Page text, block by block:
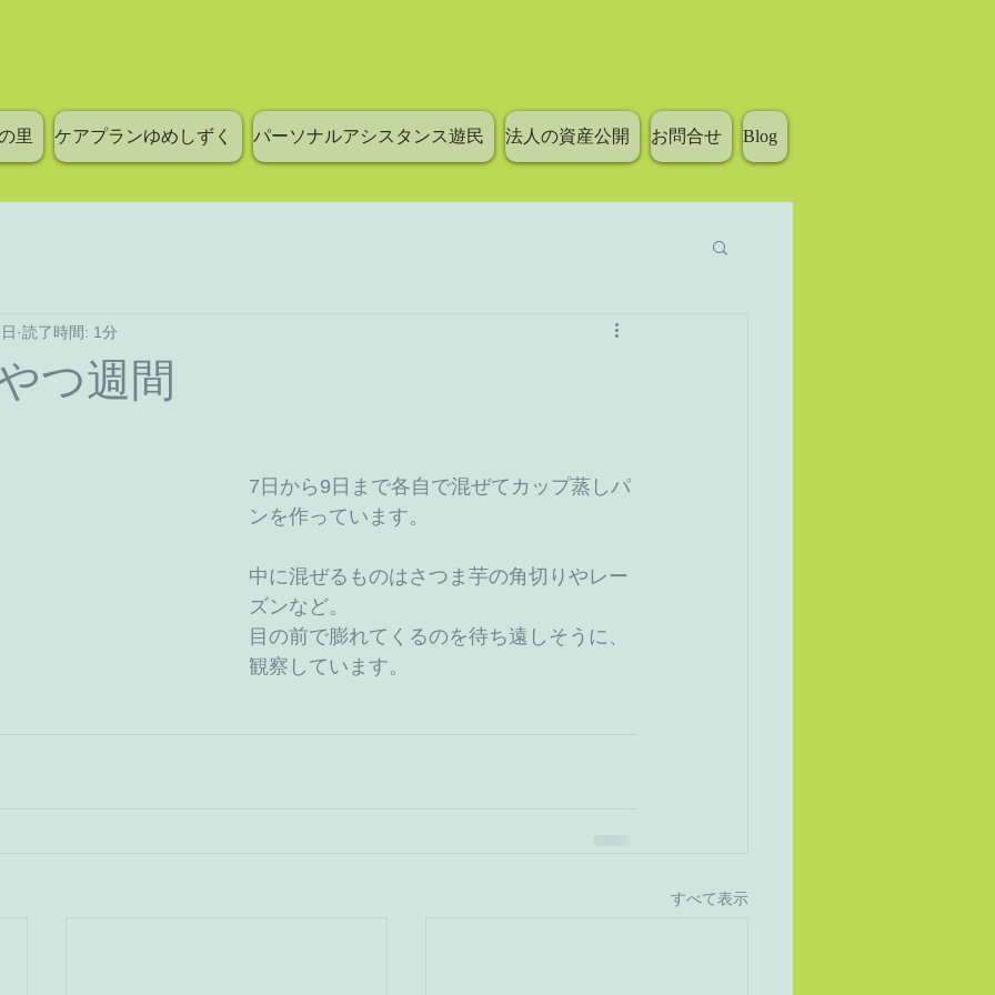
里 ケアプランゆめしずく パーソナルアシスタンス遊民 法人の資産公開 お問合せ Blog
つ週間
読了時間: 1分
7日から9日まで各自で混ぜてカップ蒸しパ
ンを作っています。
中に混ぜるものはさつま芋の角切りやレー
ズンなど。
目の前で膨れてくるのを待ち遠しそうに、
観察しています。
すべて表示